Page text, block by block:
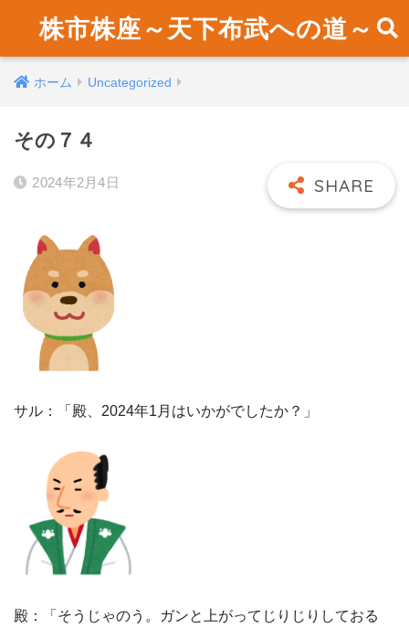
株市株座～天下布武への道～
ホーム Uncategorized
その７４
2024年2月4日
サル：「殿、2024年1月はいかがでしたか？」
殿：「そうじゃのう。ガンと上がってじりじりしておる